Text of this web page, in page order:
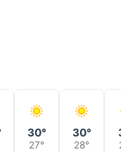
30°
27°
30°
28°
31°
28°